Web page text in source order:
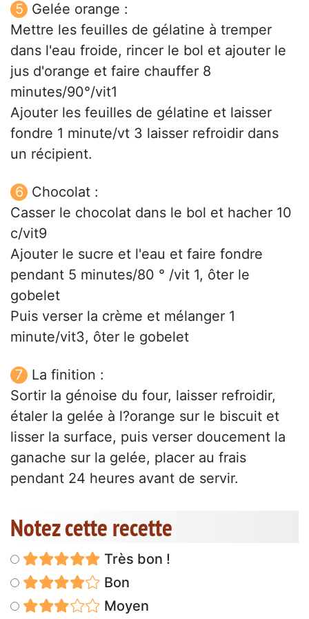
Gelée orange :
Mettre les feuilles de gélatine à tremper
dans l'eau froide, rincer le bol et ajouter le
jus d'orange et faire chauffer 8
minutes/90°/vit1
Ajouter les feuilles de gélatine et laisser
fondre 1 minute/vt 3 laisser refroidir dans
un récipient.
Chocolat :
Casser le chocolat dans le bol et hacher 10
c/vit9
Ajouter le sucre et l'eau et faire fondre
pendant 5 minutes/80 ° /vit 1, ôter le
gobelet
Puis verser la crème et mélanger 1
minute/vit3, ôter le gobelet
La finition :
Sortir la génoise du four, laisser refroidir,
étaler la gelée à l?orange sur le biscuit et
lisser la surface, puis verser doucement la
ganache sur la gelée, placer au frais
pendant 24 heures avant de servir.
Notez cette recette
Très bon !
Bon
Moyen